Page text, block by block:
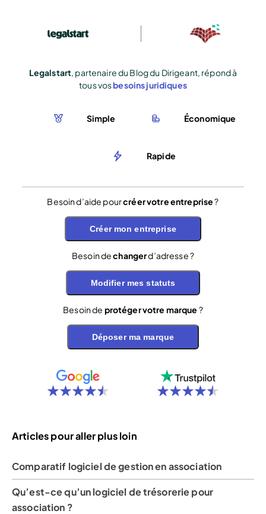
Legalstart, partenaire du Blog du Dirigeant, répond à
tous vosbesoins juridiques
Simple Économique
Rapide
Besoin d’aide pourcréer votre entreprise?
Créer mon entreprise
Besoin dechangerd’adresse ?
Modifier mes statuts
Besoin de protéger votre marque ?
Déposer ma marque
Articles pour aller plus loin
Comparatif logiciel de gestion en association
Qu’est-ce qu’un logiciel de trésorerie pour
association ?